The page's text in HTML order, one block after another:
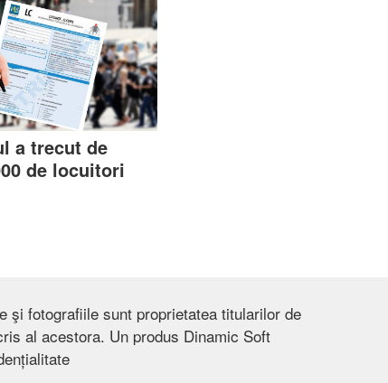
a trecut de
de locuitori
şi fotografiile sunt proprietatea titularilor de
al acestora. Un produs Dinamic Soft